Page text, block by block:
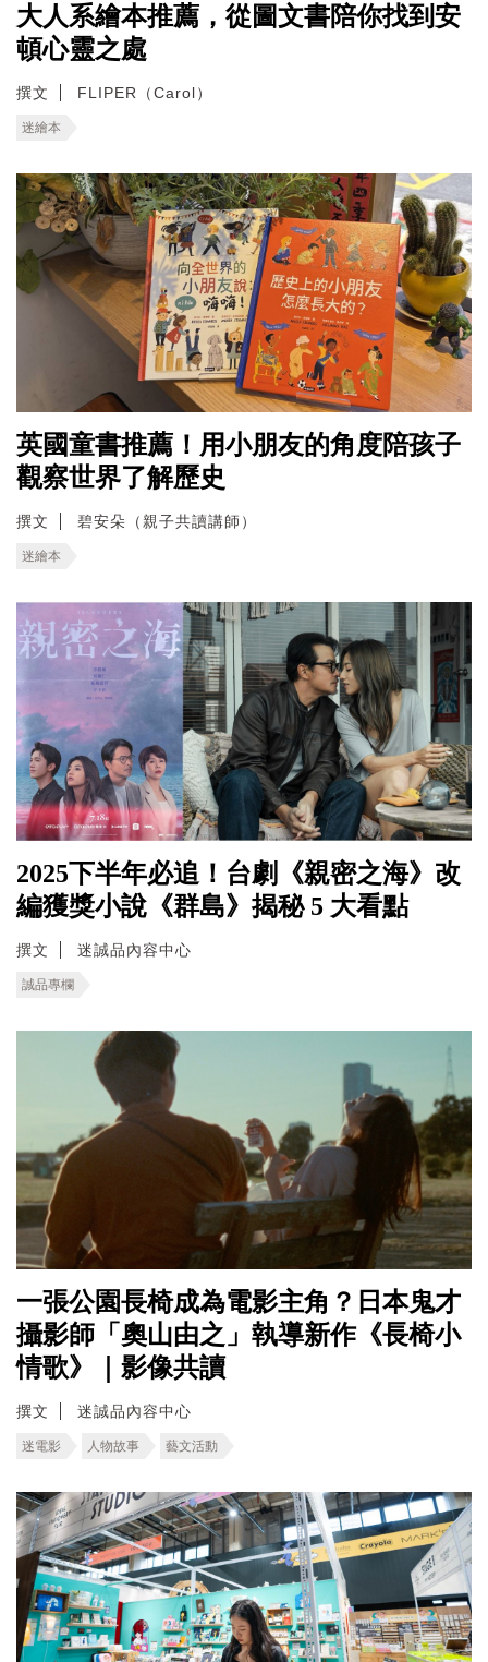
大人系繪本推薦，從圖文書陪你找到安
頓心靈之處
撰文 FLIPER（Carol）
迷繪本
英國童書推薦！用小朋友的角度陪孩子
觀察世界了解歷史
撰文 碧安朵（親子共讀講師）
迷繪本
2025下半年必追！台劇《親密之海》改
編獲獎小說《群島》揭秘 5 大看點
撰文 迷誠品內容中心
誠品專欄
一張公園長椅成為電影主角？日本鬼才
攝影師「奧山由之」執導新作《長椅小
情歌》｜影像共讀
撰文 迷誠品內容中心
迷電影 人物故事 藝文活動